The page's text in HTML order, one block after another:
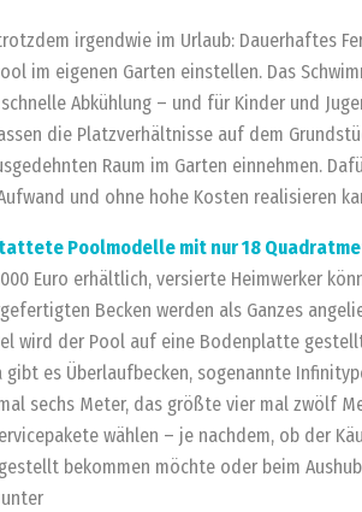
irgendwie im Urlaub: Dauerhaftes
im eigenen Garten einstellen. Das
Abkühlung – und für Kinder und
die Platzverhältnisse auf dem
Raum im Garten einnehmen.
und ohne hohe Kosten realisieren
Poolmodelle mit nur 18
Euro erhältlich, versierte Heimwerker
Becken werden als Ganzes
wird der Pool auf eine Bodenplatte
gibt es Überlaufbecken, sogenannte
sechs Meter, das größte vier mal zwölf
wählen – je nachdem, ob der
bekommen möchte oder beim